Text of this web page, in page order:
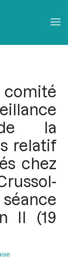
comité
de la
relatif
chez
II (19